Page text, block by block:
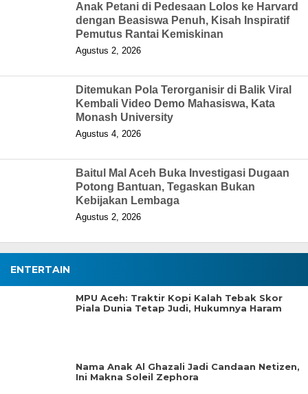
Anak Petani di Pedesaan Lolos ke Harvard
dengan Beasiswa Penuh, Kisah Inspiratif
Pemutus Rantai Kemiskinan
Agustus 2, 2026
Ditemukan Pola Terorganisir di Balik Viral
Kembali Video Demo Mahasiswa, Kata
Monash University
Agustus 4, 2026
Baitul Mal Aceh Buka Investigasi Dugaan
Potong Bantuan, Tegaskan Bukan
Kebijakan Lembaga
Agustus 2, 2026
ENTERTAIN
MPU Aceh: Traktir Kopi Kalah Tebak Skor
Piala Dunia Tetap Judi, Hukumnya Haram
Nama Anak Al Ghazali Jadi Candaan Netizen,
Ini Makna Soleil Zephora